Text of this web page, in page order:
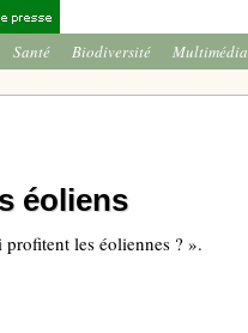
Santé Biodiversité Multimédia
éoliens
les éoliennes ? ».